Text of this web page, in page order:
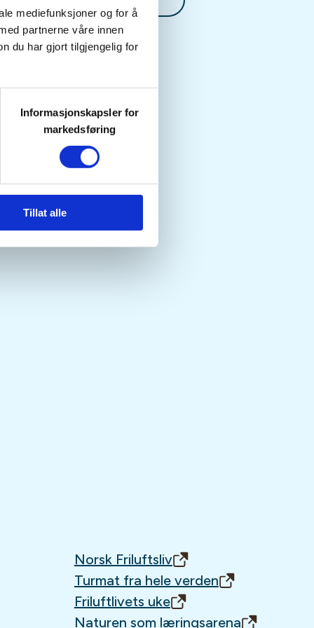
mediefunksjoner og for å
partnerne våre innen
du har gjort tilgjengelig for
Informasjonskapsler for
markedsføring
Tillat alle
Norsk Friluftsliv
Turmat fra hele verden
Friluftlivets uke
Naturen som læringsarena